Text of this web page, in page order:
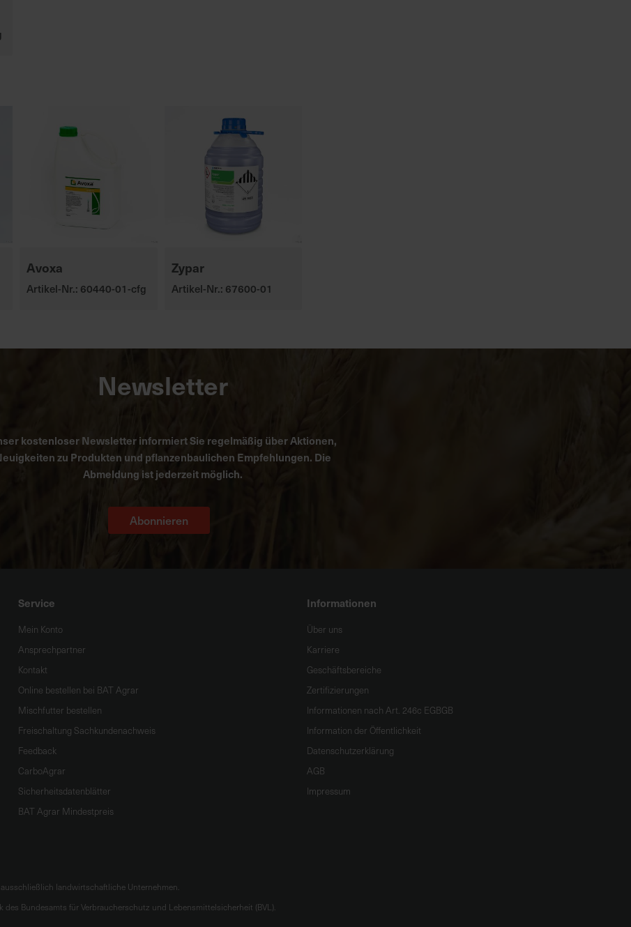
Avoxa
Artikel-Nr.: 60440-01-cfg
Zypar
Artikel-Nr.: 67600-01
Newsletter
kostenloser Newsletter informiert Sie regelmäßig über Aktionen,
zu Produkten und pflanzenbaulichen Empfehlungen. Die
Abmeldung ist jederzeit möglich.
Abonnieren
Service
Mein Konto
Ansprechpartner
Kontakt
Online bestellen bei BAT Agrar
Mischfutter bestellen
Freischaltung Sachkundenachweis
Feedback
CarboAgrar
Sicherheitsdatenblätter
BAT Agrar Mindestpreis
Informationen
Über uns
Karriere
Geschäftsbereiche
Zertifizierungen
Informationen nach Art. 246c EGBGB
Information der Öffentlichkeit
Datenschutzerklärung
AGB
Impressum
landwirtschaftliche Unternehmen.
Bundesamts für Verbraucherschutz und Lebensmittelsicherheit (BVL).